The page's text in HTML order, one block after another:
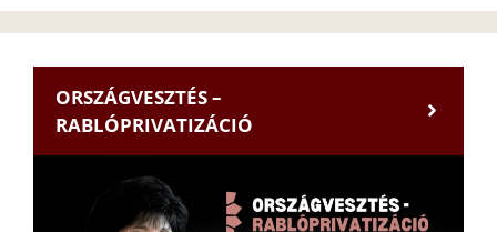
ORSZÁGVESZTÉS –
RABLÓPRIVATIZÁCIÓ